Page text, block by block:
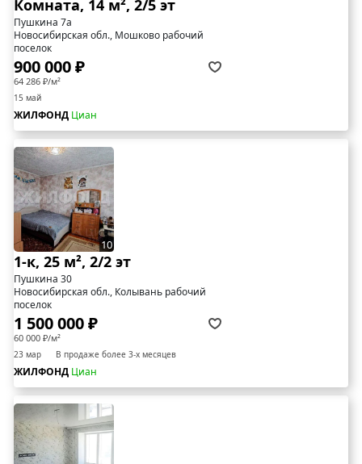
Комната, 14 м², 2/5 эт
Пушкина 7а
Новосибирская обл., Мошково рабочий
поселок
900 000 ₽
64 286 ₽/м²
15 май
ЖИЛФОНД Циан
10
1-к, 25 м², 2/2 эт
Пушкина 30
Новосибирская обл., Колывань рабочий
поселок
1 500 000 ₽
60 000 ₽/м²
23 мар В продаже более 3-х месяцев
ЖИЛФОНД Циан